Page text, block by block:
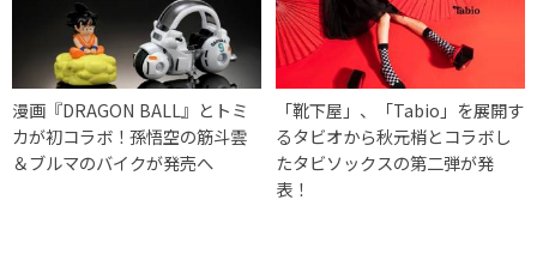
漫画『DRAGON BALL』とトミ
カが初コラボ！孫悟空の筋斗雲
＆ブルマのバイクが発売へ
「靴下屋」、「Tabio」を展開す
るタビオから秋元梢とコラボし
たタビソックスの第二弾が発
表！